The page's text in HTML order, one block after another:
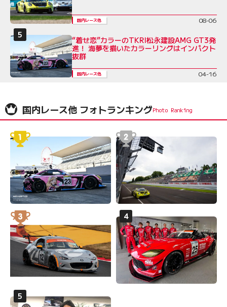
国内レース他 08-06
“着せ恋”カラーのTKRI松永建設AMG GT3発
進！ 海夢を描いたカラーリングはインパクト
抜群
国内レース他 04-16
国内レース他 フォトランキング